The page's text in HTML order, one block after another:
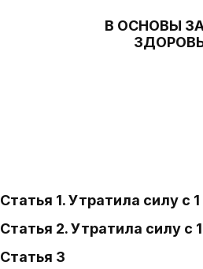
В ОСНОВЫ
Статья 1. Утратила силу с
Статья 2. Утратила силу с
Статья 3